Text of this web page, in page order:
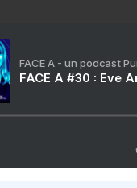
FACE A - un podcast
FACE A #30 : Eve